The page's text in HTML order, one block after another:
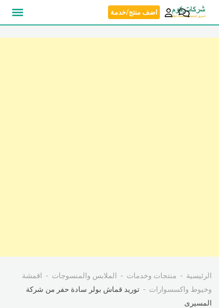
انتقل
اضف منتج/خدمة
الرئيسية منتجات وخدمات الملابس والمنسوجات
اقمشة
وخيوط واكسسوارات
توريد قماش بولر سادة حفر من شركة
المسيرى